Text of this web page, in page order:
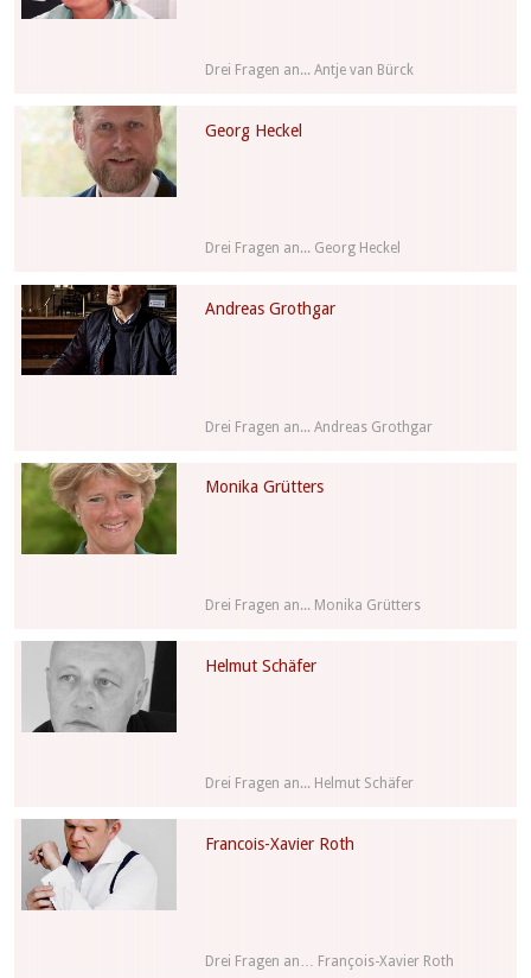
Drei Fragen an... Antje van Bürck
Georg Heckel
Drei Fragen an... Georg Heckel
Andreas Grothgar
Drei Fragen an... Andreas Grothgar
Monika Grütters
Drei Fragen an... Monika Grütters
Helmut Schäfer
Drei Fragen an... Helmut Schäfer
Francois-Xavier Roth
Drei Fragen an… François-Xavier Roth